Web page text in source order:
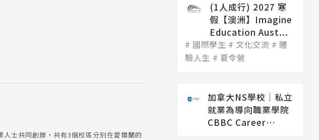
士共同創辦，共有3個校區分別在愛爾蘭的
(1人成行) 2027 寒
假【澳洲】Imagine
Education Aust...
國際學生 文化交流
體
驗人生
夏令營
加拿大NS學校│私立
就業為導向職業學院
CBBC Career